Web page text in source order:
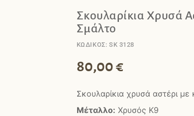
Σκουλαρίκια Χρυσά
Σμάλτο
ΚΩΔΙΚΟΣ: SK 3128
80,00€
Σκουλαρίκια χρυσά αστέρι με
Μέταλλο: Χρυσός Κ9